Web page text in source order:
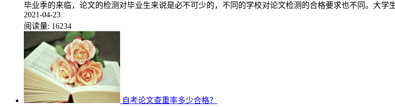
毕业季的来临，论文的检测对毕业生来说是必不可少的，不同的学校对论文检测的合格要求也不同。大
2021-04-23
阅读量: 16234
自考论文查重率多少合格？